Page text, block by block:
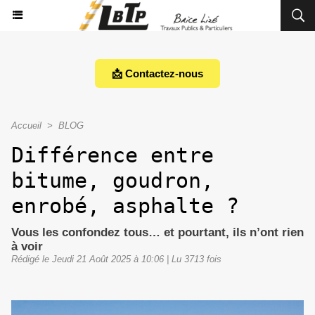
📩 Contactez-nous
Accueil > BLOG
Différence entre
bitume, goudron,
enrobé, asphalte ?
Vous les confondez tous… et pourtant, ils n’ont rien
à voir
Rédigé le Jeudi 21 Août 2025 à 10:06 | Lu 3713 fois